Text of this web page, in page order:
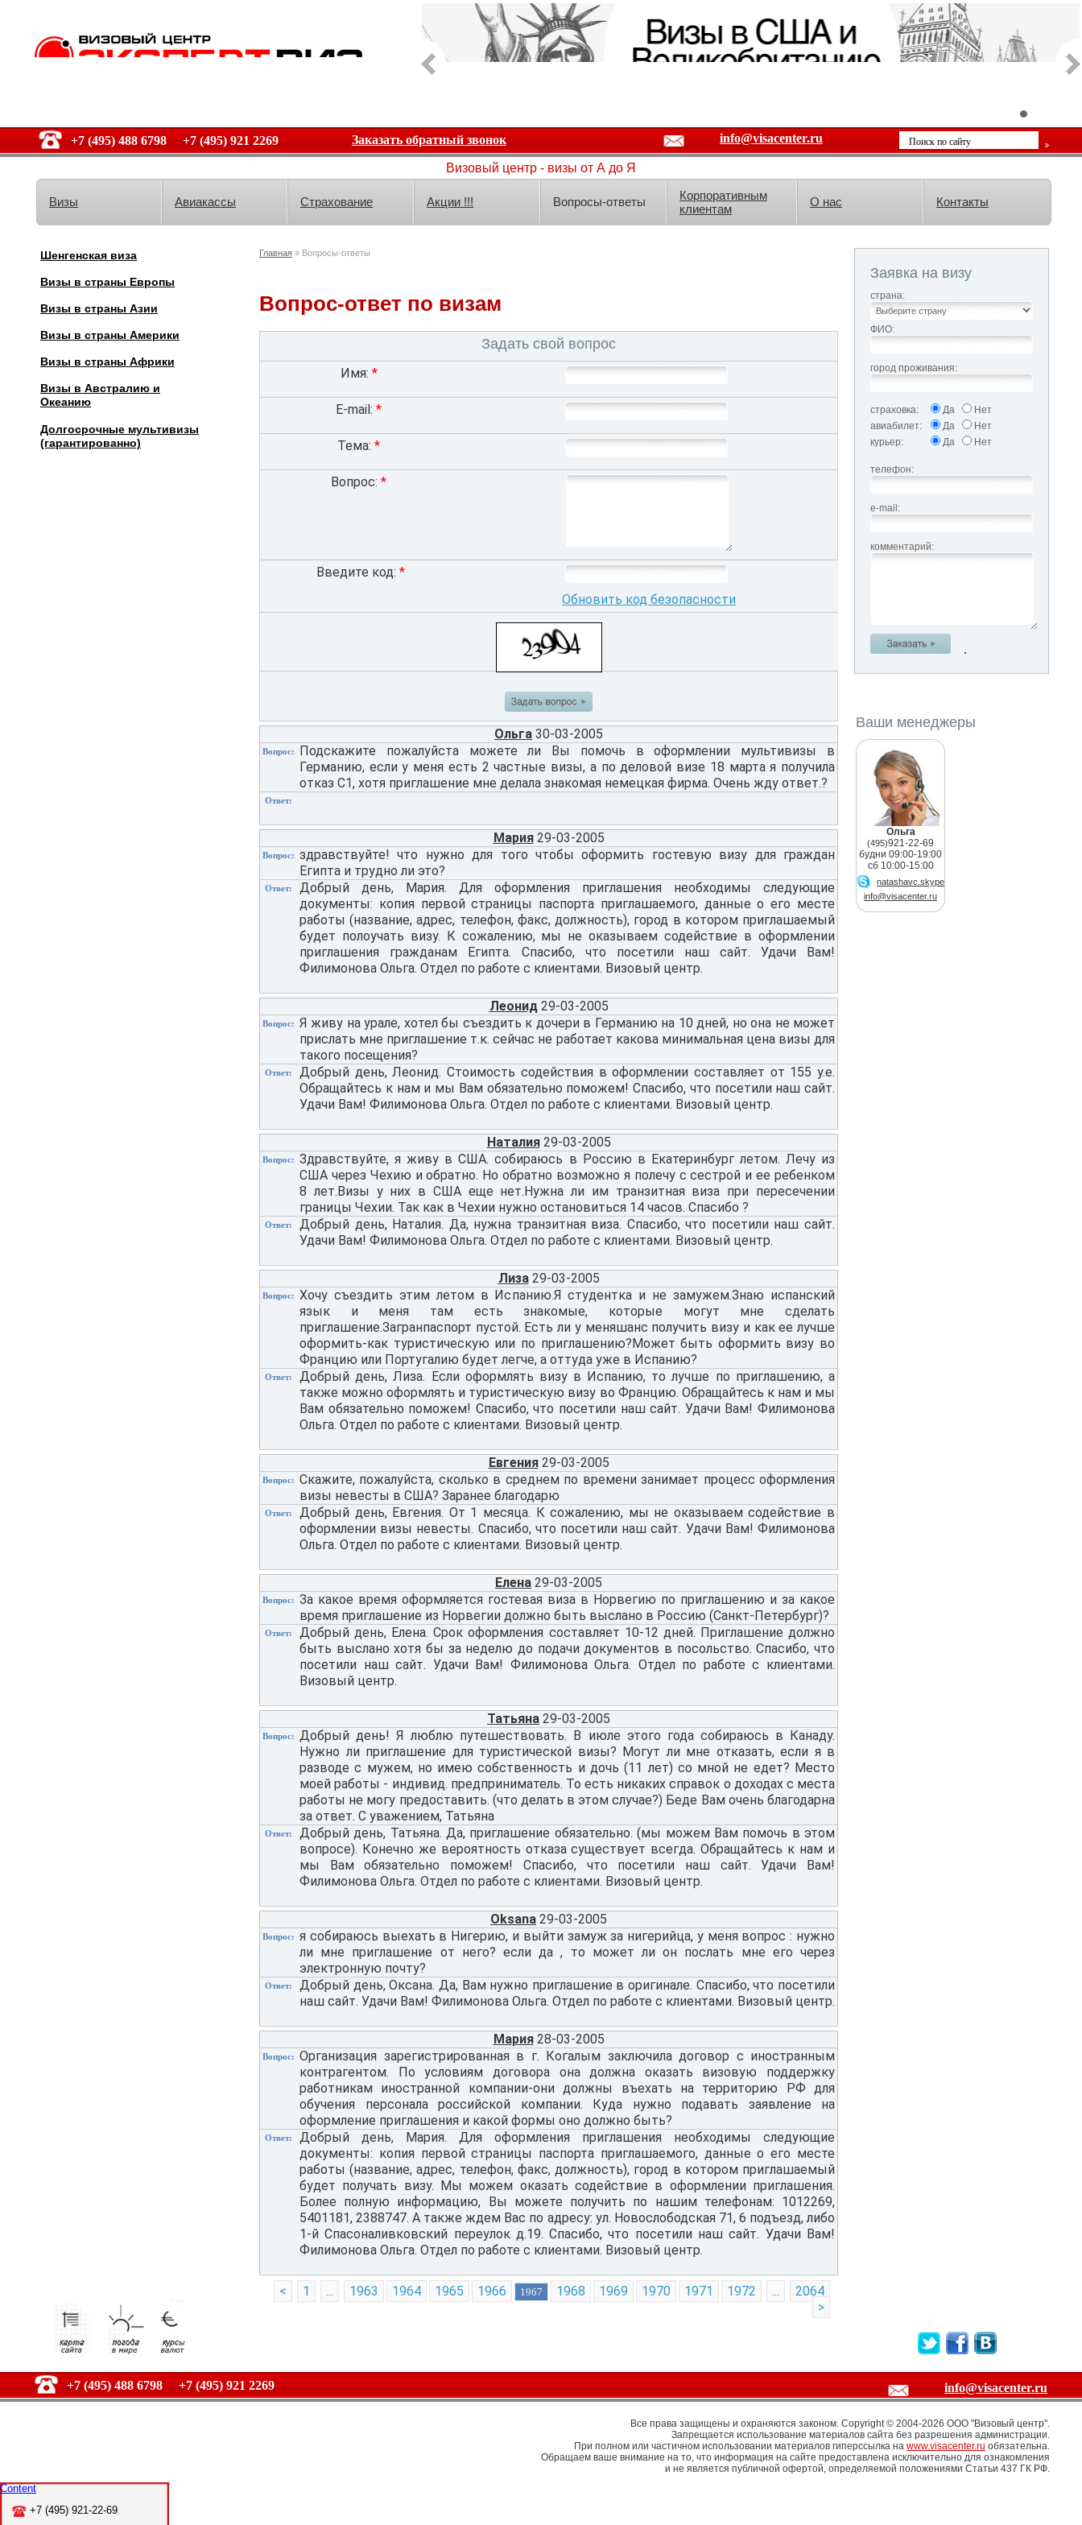
+7 (495) 488 6798 +7 (495) 921 2269 Заказать обратный звонок info@visacenter.ru
Визовый центр - визы от А до Я
Визы Авиакассы Страхование Акции !!! Вопросы-ответы
Корпоративным
клиентам
О нас Контакты
Шенгенская виза
Визы в страны Европы
Визы в страны Азии
Визы в страны Америки
Визы в страны Африки
Визы в Австралию и
Океанию
Долгосрочные мультивизы
(гарантированно)
Главная » Вопросы-ответы
Вопрос-ответ по визам
Задать свой вопрос
Имя: *
E-mail: *
Тема: *
Вопрос: *
Введите код: *
Обновить код безопасности
Ольга 30-03-2005
Вопрос:
Подскажите пожалуйста можете ли Вы помочь в оформлении мультивизы в
Германию, если у меня есть 2 частные визы, а по деловой визе 18 марта я получила
отказ С1, хотя приглашение мне делала знакомая немецкая фирма. Очень жду ответ.?
Ответ:
Мария 29-03-2005
Вопрос: здравствуйте! что нужно для того чтобы оформить гостевую визу для граждан
Египта и трудно ли это?
Ответ:
Добрый день, Мария. Для оформления приглашения необходимы следующие
документы: копия первой страницы паспорта приглашаемого, данные о его месте
работы (название, адрес, телефон, факс, должность), город в котором приглашаемый
будет полоучать визу. К сожалению, мы не оказываем содействие в оформлении
приглашения гражданам Египта. Спасибо, что посетили наш сайт. Удачи Вам!
Филимонова Ольга. Отдел по работе с клиентами. Визовый центр.
Леонид 29-03-2005
Вопрос: Я живу на урале, хотел бы съездить к дочери в Германию на 10 дней, но она не может
прислать мне приглашение т.к. сейчас не работает какова минимальная цена визы для
такого посещения?
Ответ:
Добрый день, Леонид. Стоимость содействия в оформлении составляет от 155 у.е.
Обращайтесь к нам и мы Вам обязательно поможем! Спасибо, что посетили наш сайт.
Удачи Вам! Филимонова Ольга. Отдел по работе с клиентами. Визовый центр.
Наталия 29-03-2005
Вопрос: Здравствуйте, я живу в США. собираюсь в Россию в Екатеринбург летом. Лечу из
США через Чехию и обратно. Но обратно возможно я полечу с сестрой и ее ребенком
8 лет.Визы у них в США еще нет.Нужна ли им транзитная виза при пересечении
границы Чехии. Так как в Чехии нужно остановиться 14 часов. Спасибо ?
Ответ:
Добрый день, Наталия. Да, нужна транзитная виза. Спасибо, что посетили наш сайт.
Удачи Вам! Филимонова Ольга. Отдел по работе с клиентами. Визовый центр.
Лиза 29-03-2005
Вопрос: Хочу съездить этим летом в Испанию.Я студентка и не замужем.Знаю испанский
язык и меня там есть знакомые, которые могут мне сделать
приглашение.Загранпаспорт пустой. Есть ли у меняшанс получить визу и как ее лучше
оформить-как туристическую или по приглашению?Может быть оформить визу во
Францию или Португалию будет легче, а оттуда уже в Испанию?
Ответ:
Добрый день, Лиза. Если оформлять визу в Испанию, то лучше по приглашению, а
также можно оформлять и туристическую визу во Францию. Обращайтесь к нам и мы
Вам обязательно поможем! Спасибо, что посетили наш сайт. Удачи Вам! Филимонова
Ольга. Отдел по работе с клиентами. Визовый центр.
Евгения 29-03-2005
Вопрос: Скажите, пожалуйста, сколько в среднем по времени занимает процесс оформления
визы невесты в США? Заранее благодарю
Ответ:
Добрый день, Евгения. От 1 месяца. К сожалению, мы не оказываем содействие в
оформлении визы невесты. Спасибо, что посетили наш сайт. Удачи Вам! Филимонова
Ольга. Отдел по работе с клиентами. Визовый центр.
Елена 29-03-2005
Вопрос: За какое время оформляется гостевая виза в Норвегию по приглашению и за какое
время приглашение из Норвегии должно быть выслано в Россию (Санкт-Петербург)?
Ответ:
Добрый день, Елена. Срок оформления составляет 10-12 дней. Приглашение должно
быть выслано хотя бы за неделю до подачи документов в посольство. Спасибо, что
посетили наш сайт. Удачи Вам! Филимонова Ольга. Отдел по работе с клиентами.
Визовый центр.
Татьяна 29-03-2005
Вопрос: Добрый день! Я люблю путешествовать. В июле этого года собираюсь в Канаду.
Нужно ли приглашение для туристической визы? Могут ли мне отказать, если я в
разводе с мужем, но имею собственность и дочь (11 лет) со мной не едет? Место
моей работы - индивид. предприниматель. То есть никаких справок о доходах с места
работы не могу предоставить. (что делать в этом случае?) Беде Вам очень благодарна
за ответ. С уважением, Татьяна
Ответ:
Добрый день, Татьяна. Да, приглашение обязательно. (мы можем Вам помочь в этом
вопросе). Конечно же вероятность отказа существует всегда. Обращайтесь к нам и
мы Вам обязательно поможем! Спасибо, что посетили наш сайт. Удачи Вам!
Филимонова Ольга. Отдел по работе с клиентами. Визовый центр.
Oksana 29-03-2005
Вопрос: я собираюсь выехать в Нигерию, и выйти замуж за нигерийца, у меня вопрос : нужно
ли мне приглашение от него? если да , то может ли он послать мне его через
электронную почту?
Ответ:
Добрый день, Оксана. Да, Вам нужно приглашение в оригинале. Спасибо, что посетили
наш сайт. Удачи Вам! Филимонова Ольга. Отдел по работе с клиентами. Визовый центр.
Мария 28-03-2005
Вопрос: Организация зарегистрированная в г. Когалым заключила договор с иностранным
контрагентом. По условиям договора она должна оказать визовую поддержку
работникам иностранной компании-они должны въехать на территорию РФ для
обучения персонала российской компании. Куда нужно подавать заявление на
оформление приглашения и какой формы оно должно быть?
Ответ:
Добрый день, Мария. Для оформления приглашения необходимы следующие
документы: копия первой страницы паспорта приглашаемого, данные о его месте
работы (название, адрес, телефон, факс, должность), город в котором приглашаемый
будет получать визу. Мы можем оказать содействие в оформлении приглашения.
Более полную информацию, Вы можете получить по нашим телефонам: 1012269,
5401181, 2388747. А также ждем Вас по адресу: ул. Новослободская 71, 6 подъезд, либо
1-й Спасоналивковский переулок д.19. Спасибо, что посетили наш сайт. Удачи Вам!
Филимонова Ольга. Отдел по работе с клиентами. Визовый центр.
< 1 ... 1963 1964 1965 1966 1967 1968 1969 1970 1971 1972 ...
2064
>
Заявка на визу
страна:
ФИО:
город проживания:
страховка: Да
Нет
авиабилет:
Да
Нет
курьер:
Да Нет
телефон:
e-mail:
комментарий:
.
Ваши менеджеры
Ольга
(495)921-22-69
будни 09:00-19:00
сб 10:00-15:00
natashavc.skype
info@visacenter.ru
+7 (495) 488 6798 +7 (495) 921 2269 info@visacenter.ru
Все права защищены и охраняются законом. Copyright © 2004-2026 OOO "Визовый центр".
Запрещается использование материалов сайта без разрешения администрации.
При полном или частичном использовании материалов гиперссылка на www.visacenter.ru обязательна.
Обращаем ваше внимание на то, что информация на сайте предоставлена исключительно для ознакомления
и не является публичной офертой, определяемой положениями Статьи 437 ГК РФ.
Content
+7 (495) 921-22-69